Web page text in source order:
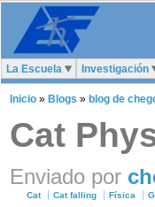
La Escuela Investigación
Inicio » Blogs » blog de
Cat
Enviado por
Cat Cat falling Física